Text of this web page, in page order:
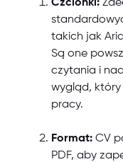
Czcionki:
takich jak
Są one
czytania i
wygląd, który
pracy.
Format: CV
PDF, aby